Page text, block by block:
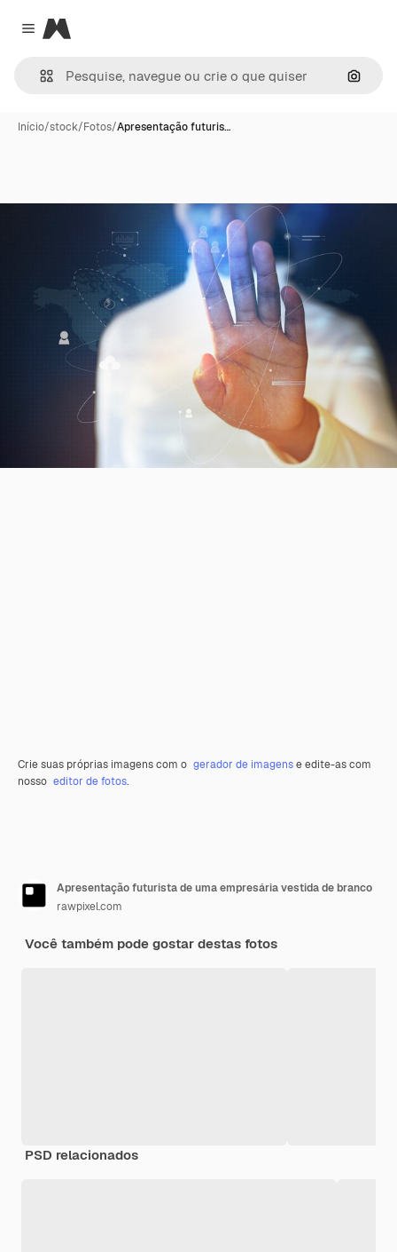
Close menu
Magnific
Início/stock/Fotos/Apresentação futuris…
Crie suas próprias imagens com o gerador de imagense edite-as com
nosso editor de fotos.
Apresentação futurista de uma empresária vestida de branco
rawpixel.com
Você também pode gostar destas fotos
PSD relacionados